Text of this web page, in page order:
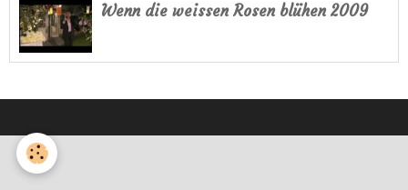
Wenn die weissen Rosen blühen 2009